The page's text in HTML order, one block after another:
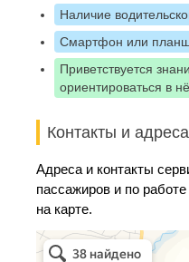
Наличие
Смартфон или
Приветствуется
ориентироваться в
Контакты и
Адреса и контакты
пассажиров и по
на карте.